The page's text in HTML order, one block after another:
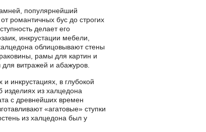
популярнейший
романтичных бус до строгих
делает его
инкрустации мебели,
облицовывают стены
рамы для картин и
витражей и абажуров.
инкрустациях, в глубокой
изделиях из халцедона
с древнейших времен
«агатовые» ступки
из халцедона был у